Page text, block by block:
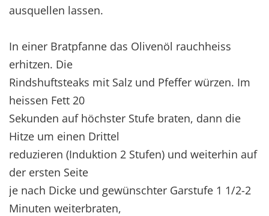
ausquellen lassen.
In einer Bratpfanne das Olivenöl rauchheiss
erhitzen. Die
Rindshuftsteaks mit Salz und Pfeffer würzen. Im
heissen Fett 20
Sekunden auf höchster Stufe braten, dann die
Hitze um einen Drittel
reduzieren (Induktion 2 Stufen) und weiterhin auf
der ersten Seite
je nach Dicke und gewünschter Garstufe 1 1/2-2
Minuten weiterbraten,